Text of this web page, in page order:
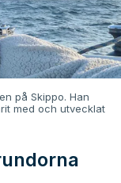
på Skippo. Han
med och utvecklat